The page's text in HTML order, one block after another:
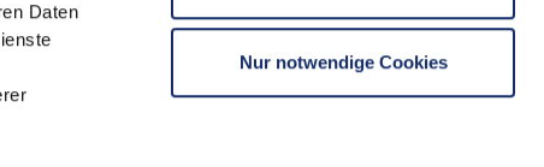
Daten
Nur notwendige Cookies